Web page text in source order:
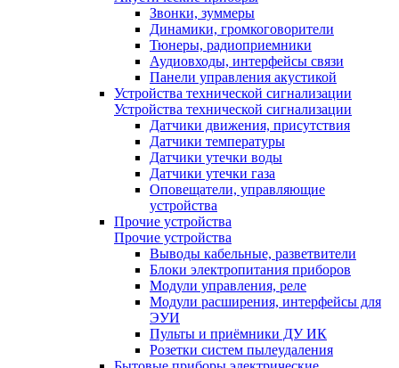
Звонки, зуммеры
Динамики, громкоговорители
Тюнеры, радиоприемники
Аудиовходы, интерфейсы связи
Панели управления акустикой
Устройства технической сигнализации
Устройства технической сигнализации
Датчики движения, присутствия
Датчики температуры
Датчики утечки воды
Датчики утечки газа
Оповещатели, управляющие
устройства
Прочие устройства
Прочие устройства
Выводы кабельные, разветвители
Блоки электропитания приборов
Модули управления, реле
Модули расширения, интерфейсы для
ЭУИ
Пульты и приёмники ДУ ИК
Розетки систем пылеудаления